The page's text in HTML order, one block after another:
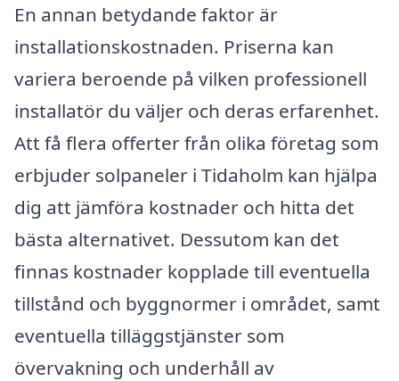
En annan betydande faktor är
installationskostnaden. Priserna kan
variera beroende på vilken professionell
installatör du väljer och deras erfarenhet.
Att få flera offerter från olika företag som
erbjuder solpaneler i Tidaholm kan hjälpa
dig att jämföra kostnader och hitta det
bästa alternativet. Dessutom kan det
finnas kostnader kopplade till eventuella
tillstånd och byggnormer i området, samt
eventuella tilläggstjänster som
övervakning och underhåll av